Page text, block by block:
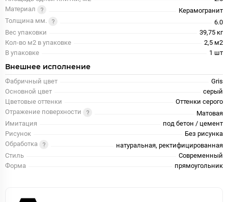
Материал
Керамогранит
Толщина мм.
6.0
Вес упаковки
39,75 кг
Кол-во м2 в упаковке
2,5 м2
В упаковке
1 шт
Внешнее исполнение
Фабричный цвет
Gris
Основной цвет
серый
Цветовые оттенки
Оттенки серого
Отражение поверхности
Матовая
Имитация
под бетон / цемент
Рисунок
Без рисунка
Обработка
натуральная, ректифицированная
Стиль
Современный
Форма
прямоугольник